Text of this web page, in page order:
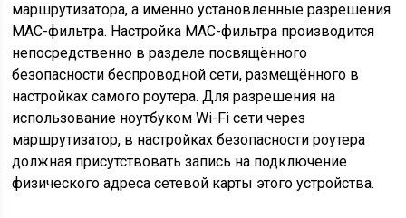
маршрутизатора, а именно установленные разрешения
MAC-фильтра. Настройка MAC-фильтра производится
непосредственно в разделе посвящённого
безопасности беспроводной сети, размещённого в
настройках самого роутера. Для разрешения на
использование ноутбуком Wi-Fi сети через
маршрутизатор, в настройках безопасности роутера
должная присутствовать запись на подключение
физического адреса сетевой карты этого устройства.